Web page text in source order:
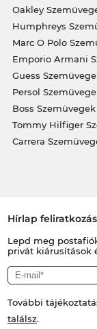
Oakley
Humphreys
Marc O Polo
Emporio Armani
Guess
Persol
Boss Szemüvegek
Tommy Hilfiger
Carrera
Hírlap feliratkozás
Lepd meg
privát kiárusítások
További
találsz.